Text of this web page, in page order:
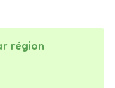
région